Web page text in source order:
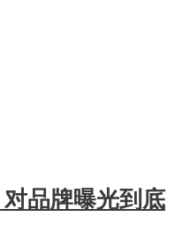
品牌曝光到底